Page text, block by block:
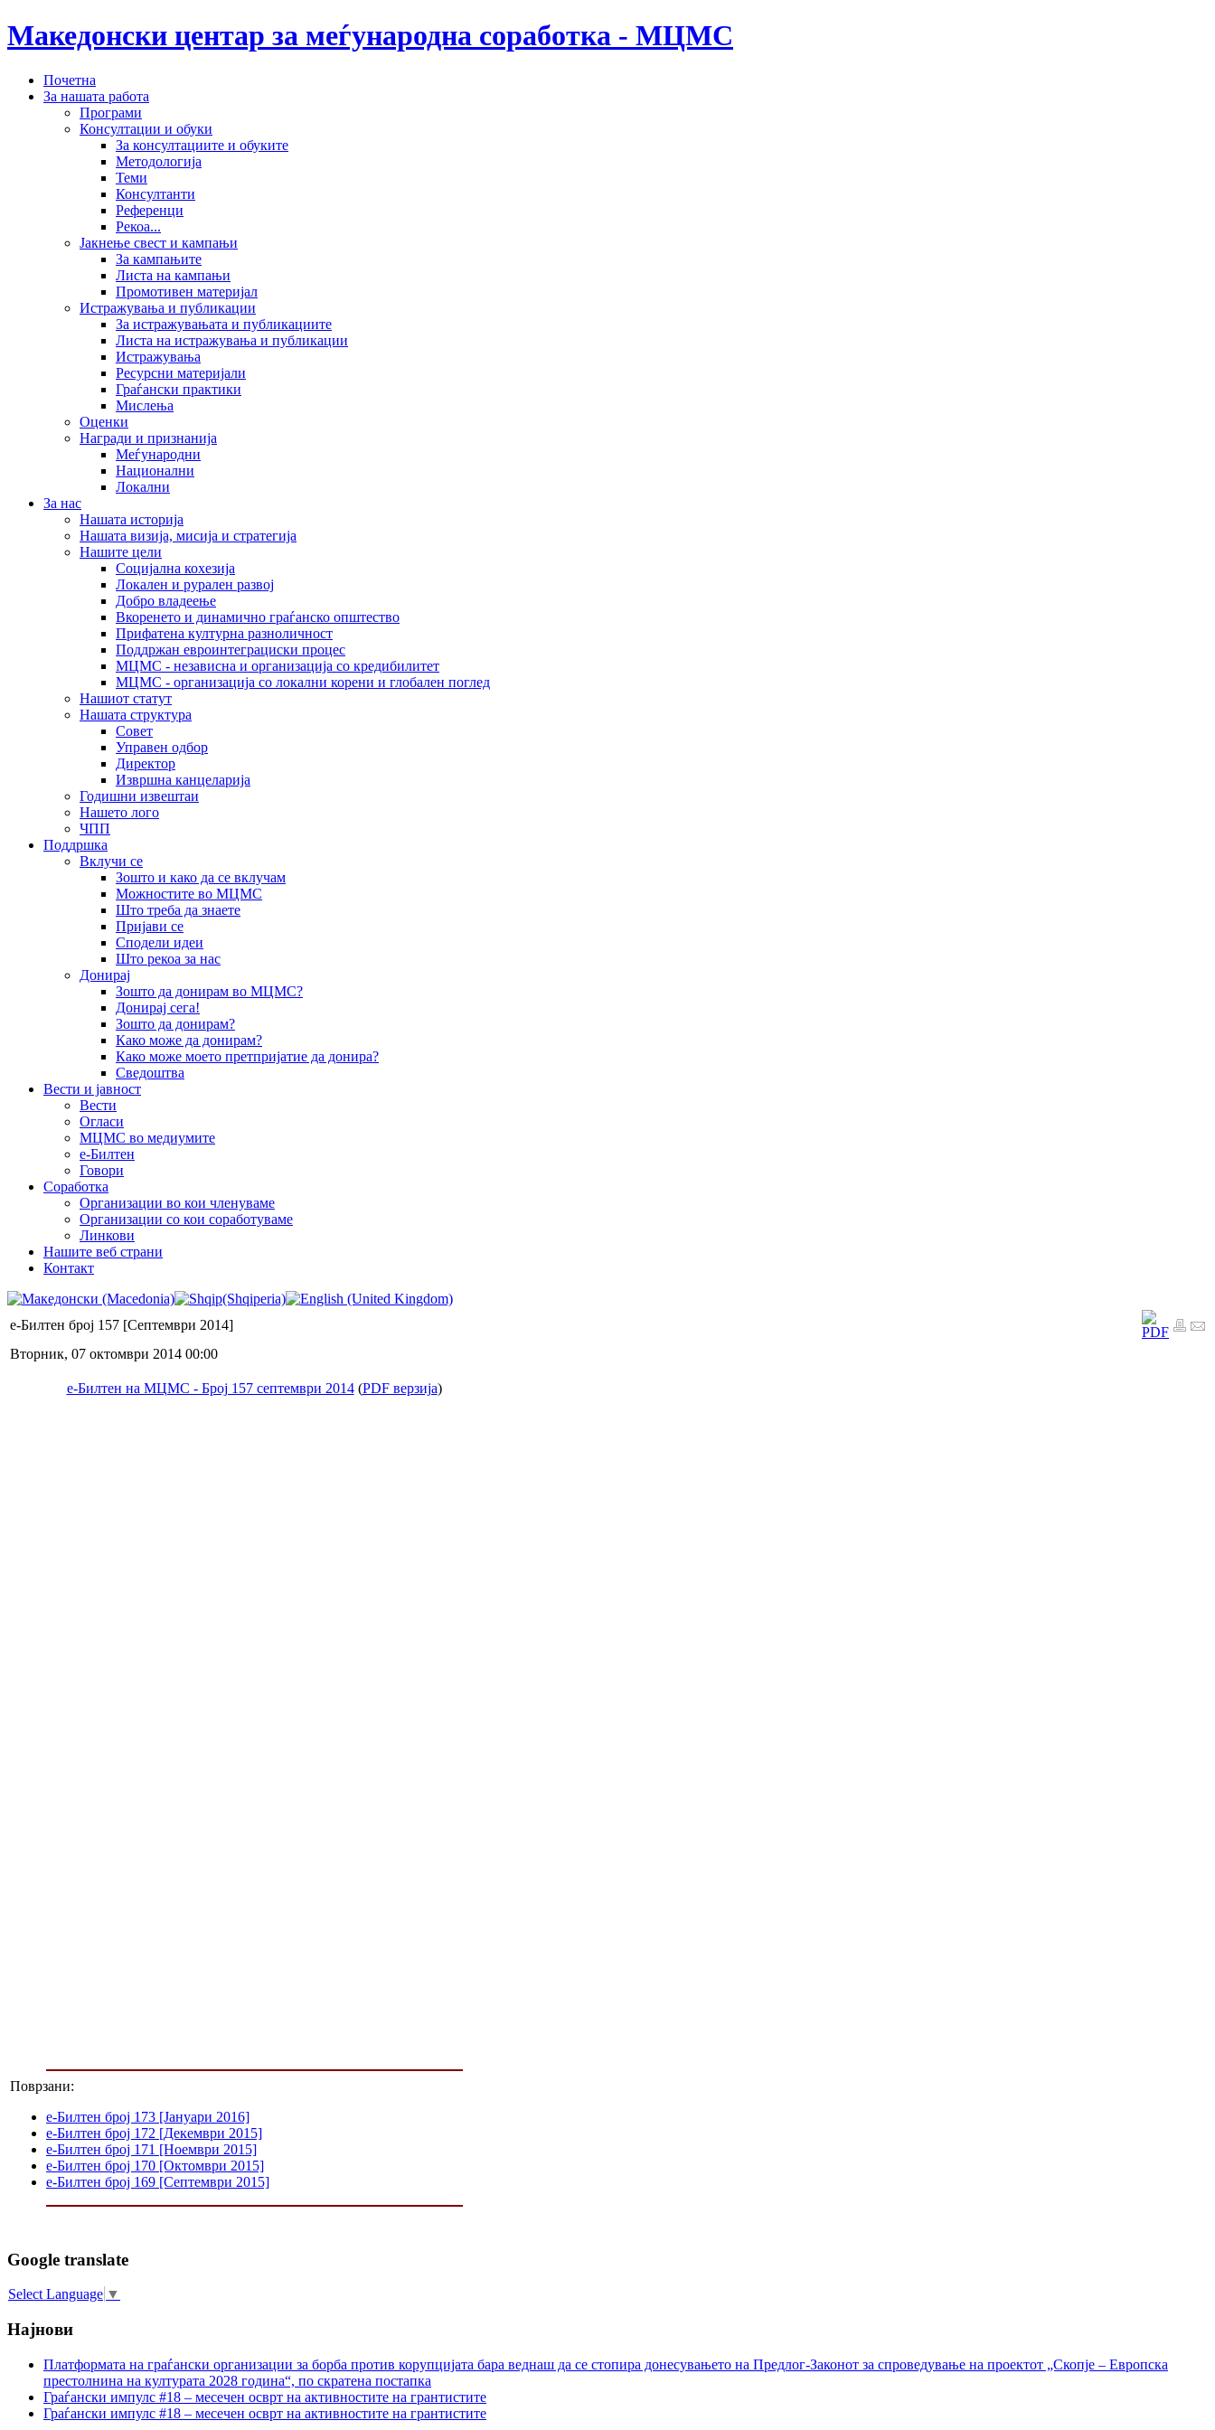
Македонски центар за меѓународна соработка - МЦМС
Почетна
За нашата работа
Програми
Консултации и обуки
За консултациите и обуките
Методологија
Теми
Консултанти
Референци
Рекоа...
Јакнење свест и кампањи
За кампањите
Листа на кампањи
Промотивен материјал
Истражувања и публикации
За истражувањата и публикациите
Листа на истражувања и публикации
Истражувања
Ресурсни материјали
Граѓански практики
Мислења
Оценки
Награди и признанија
Меѓународни
Национални
Локални
За нас
Нашата историја
Нашата визија, мисија и стратегија
Нашите цели
Социјална кохезија
Локален и рурален развој
Добро владеење
Вкоренето и динамично граѓанско општество
Прифатена културна разноличност
Поддржан евроинтеграциски процес
МЦМС - независна и организација со кредибилитет
МЦМС - организација со локални корени и глобален поглед
Нашиот статут
Нашата структура
Совет
Управен одбор
Директор
Извршна канцеларија
Годишни извештаи
Нашето лого
ЧПП
Поддршка
Вклучи се
Зошто и како да се вклучам
Можностите во МЦМС
Што треба да знаете
Пријави се
Сподели идеи
Што рекоа за нас
Донирај
Зошто да донирам во МЦМС?
Донирај сега!
Зошто да донирам?
Како може да донирам?
Како може моето претпријатие да донира?
Сведоштва
Вести и јавност
Вести
Огласи
МЦМС во медиумите
е-Билтен
Говори
Соработка
Организации во кои членуваме
Организации со кои соработуваме
Линкови
Нашите веб страни
Контакт
е-Билтен број 157 [Септември 2014]
Вторник, 07 октомври 2014 00:00
е-Билтен на МЦМС - Број 157 септември 2014(PDF верзија)
Поврзани:
е-Билтен број 173 [Јануари 2016]
е-Билтен број 172 [Декември 2015]
е-Билтен број 171 [Ноември 2015]
е-Билтен број 170 [Октомври 2015]
е-Билтен број 169 [Септември 2015]
Google translate
Select Language ▼
Најнови
Платформата на граѓански организации за борба против корупцијата бара веднаш да се стопира донесувањето на Предлог-Законот за спроведување на проектот „Скопје – Европска
престолнина на културата 2028 година“, по скратена постапка
Граѓански импулс #18 – месечен осврт на активностите на грантистите
Граѓански импулс #18 – месечен осврт на активностите на грантистите